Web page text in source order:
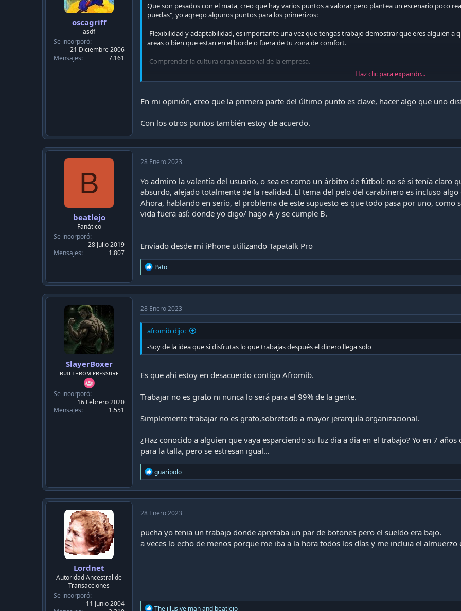
oscagriff
asdf
Se incorporó
21 Diciembre 2006
Mensajes
7.161
Que son pesados con el mata, creo que hay varios puntos a valorar pero plantea un escenario poco
puedas", yo agrego algunos puntos para los primerizos:
-Flexibilidad y adaptabilidad, es importante una vez que tengas trabajo demostrar que eres alguien a
areas o bien que estan en el borde o fuera de tu zona de comfort.
-Comprender la cultura organizacional de la empresa.
-Buen trato con compañeros y colaboradores, muchas veces ser muy aplicado en lo técnico no
- Soy de la idea que si disfrutas lo que trabajas después el dinero llega solo, por lo mismo no
Haz clic para expandir...
En mi opinión, creo que la primera parte del último punto es clave, hacer algo que uno
Con los otros puntos también estoy de acuerdo.
B
beatlejo
Fanático
Se incorporó
28 Julio 2019
Mensajes
1.807
28 Enero 2023
Yo admiro la valentía del usuario, o sea es como un árbitro de fútbol: no sé si tenía claro
absurdo, alejado totalmente de la realidad. El tema del pelo del carabinero es incluso
Ahora, hablando en serio, el problema de este supuesto es que todo pasa por uno, como
vida fuera así: donde yo digo/ hago A y se cumple B.
Enviado desde mi iPhone utilizando Tapatalk Pro
R
e
i
o
n
s
Pato
SlayerBoxer
ʙᴜɪʟᴛ ғʀᴏᴍ ᴘʀᴇssᴜʀᴇ
Se incorporó
16 Febrero 2020
Mensajes
1.551
28 Enero 2023
afromib dijo:
-Soy de la idea que si disfrutas lo que trabajas después el dinero llega solo
Es que ahi estoy en desacuerdo contigo Afromib.
Trabajar no es grato ni nunca lo será para el 99% de la gente.
Simplemente trabajar no es grato,sobretodo a mayor jerarquía organizacional.
¿Haz conocido a alguien que vaya esparciendo su luz dia a dia en el trabajo? Yo en 7
para la talla, pero se estresan igual…
R
e
i
o
n
s
:
guaripolo
Lordnet
Autoridad Ancestral de
Transacciones
Se incorporó
11 Junio 2004
28 Enero 2023
pucha yo tenia un trabajo donde apretaba un par de botones pero el sueldo era bajo.
a veces lo echo de menos porque me iba a la hora todos los días y me incluia el almuerzo
R
The illusive manand beatlejo